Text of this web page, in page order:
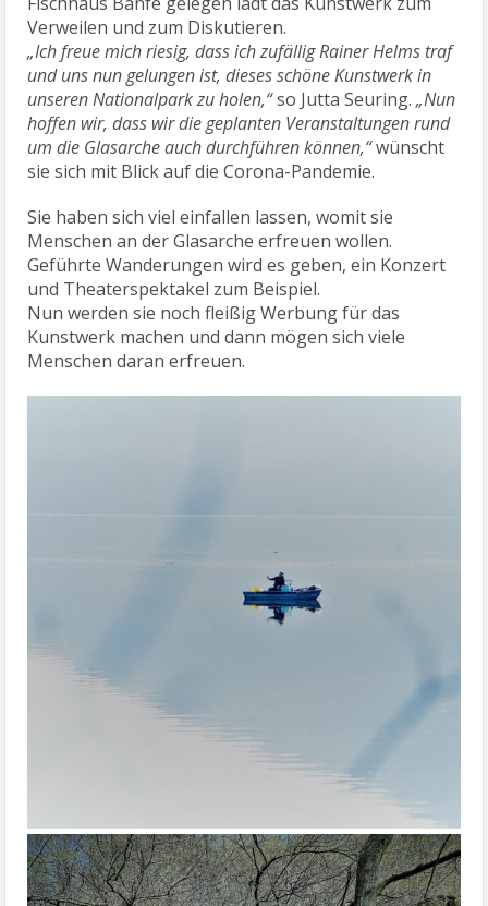
Verweilen und zum Diskutieren.
„Ich freue mich riesig, dass ich zufällig Rainer Helms traf
und uns nun gelungen ist, dieses schöne Kunstwerk in
unseren Nationalpark zu holen,“so Jutta Seuring.„Nun
hoffen wir, dass wir die geplanten Veranstaltungen rund
um die Glasarche auch durchführen können,“wünscht
sie sich mit Blick auf die Corona-Pandemie.
Sie haben sich viel einfallen lassen, womit sie
Menschen an der Glasarche erfreuen wollen.
Geführte Wanderungen wird es geben, ein Konzert
und Theaterspektakel zum Beispiel.
Nun werden sie noch fleißig Werbung für das
Kunstwerk machen und dann mögen sich viele
Menschen daran erfreuen.